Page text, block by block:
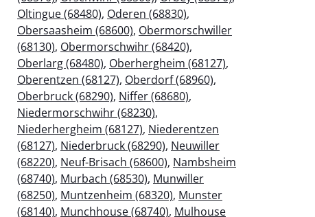
Oltingue (68480), Oderen (68830),
Obersaasheim (68600), Obermorschwiller
(68130), Obermorschwihr (68420),
Oberlarg (68480), Oberhergheim (68127),
Oberentzen (68127), Oberdorf (68960),
Oberbruck (68290), Niffer (68680),
Niedermorschwihr (68230),
Niederhergheim (68127), Niederentzen
(68127), Niederbruck (68290), Neuwiller
(68220), Neuf-Brisach (68600), Nambsheim
(68740), Murbach (68530), Munwiller
(68250), Muntzenheim (68320), Munster
(68140), Munchhouse (68740), Mulhouse